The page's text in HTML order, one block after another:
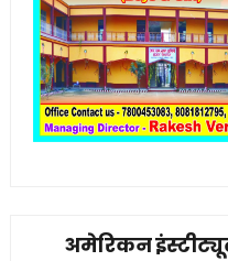
अमेरिकन